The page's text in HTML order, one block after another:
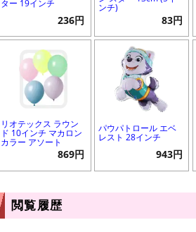
ター 19インチ
236円
ンチ)
83円
リオテックス ラウン
ド 10インチ マカロン
カラー アソート
869円
パウパトロール エベ
レスト 28インチ
943円
閲覧履歴